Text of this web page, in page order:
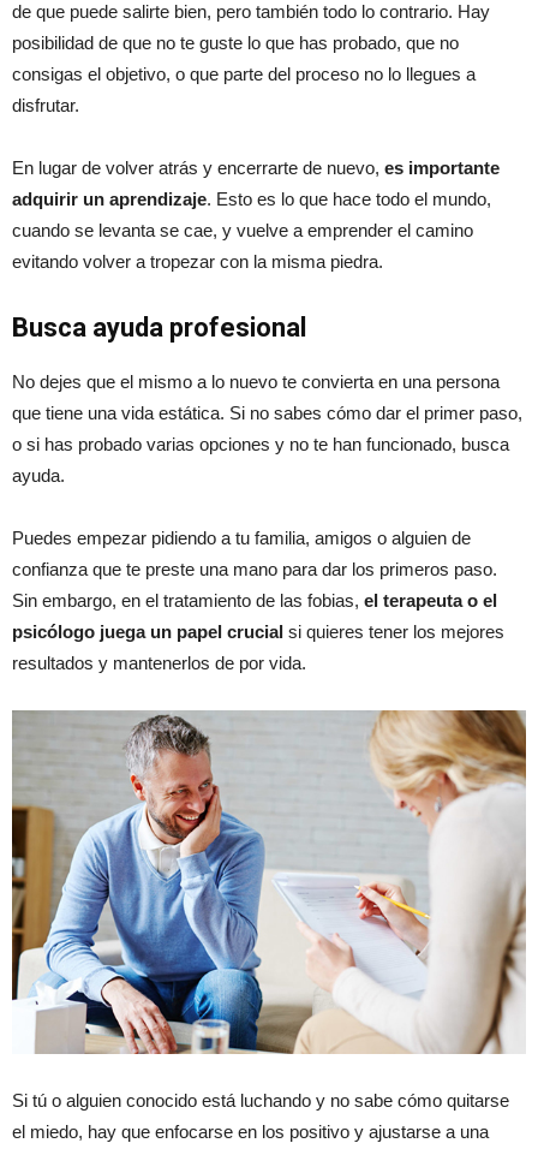
de que puede salirte bien, pero también todo lo contrario. Hay
posibilidad de que no te guste lo que has probado, que no
consigas el objetivo, o que parte del proceso no lo llegues a
disfrutar.
En lugar de volver atrás y encerrarte de nuevo, es importante
adquirir un aprendizaje. Esto es lo que hace todo el mundo,
cuando se levanta se cae, y vuelve a emprender el camino
evitando volver a tropezar con la misma piedra.
Busca ayuda profesional
No dejes que el mismo a lo nuevo te convierta en una persona
que tiene una vida estática. Si no sabes cómo dar el primer paso,
o si has probado varias opciones y no te han funcionado, busca
ayuda.
Puedes empezar pidiendo a tu familia, amigos o alguien de
confianza que te preste una mano para dar los primeros paso.
Sin embargo, en el tratamiento de las fobias, el terapeuta o el
psicólogo juega un papel crucial si quieres tener los mejores
resultados y mantenerlos de por vida.
Si tú o alguien conocido está luchando y no sabe cómo quitarse
el miedo, hay que enfocarse en los positivo y ajustarse a una